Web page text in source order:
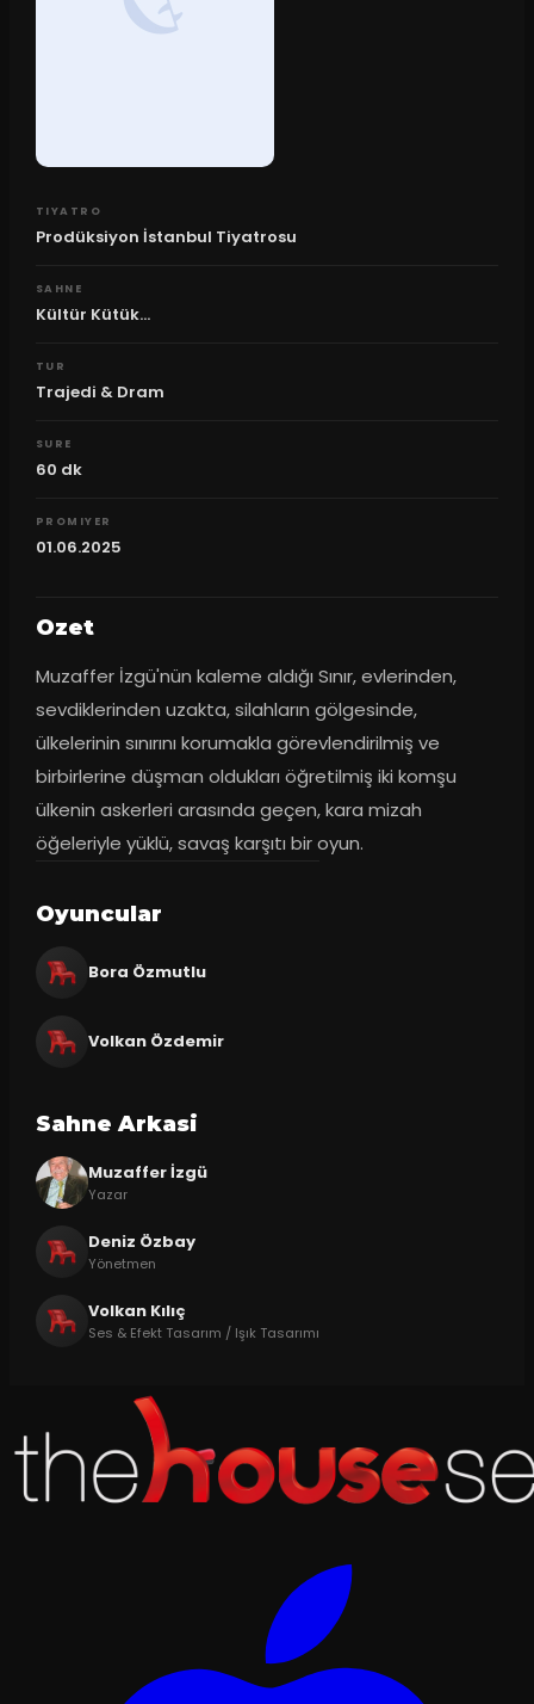
TIYATRO
Prodüksiyon İstanbul Tiyatrosu
SAHNE
Kültür Kütük...
TUR
Trajedi & Dram
SURE
60 dk
PROMIYER
01.06.2025
Ozet
Muzaffer İzgü'nün kaleme aldığı Sınır, evlerinden,
sevdiklerinden uzakta, silahların gölgesinde,
ülkelerinin sınırını korumakla görevlendirilmiş ve
birbirlerine düşman oldukları öğretilmiş iki komşu
ülkenin askerleri arasında geçen, kara mizah
öğeleriyle yüklü, savaş karşıtı bir oyun.
Oyuncular
Bora Özmutlu
Volkan Özdemir
Sahne Arkasi
Muzaffer İzgü
Yazar
Deniz Özbay
Yönetmen
Volkan Kılıç
Ses & Efekt Tasarım / Işık Tasarımı